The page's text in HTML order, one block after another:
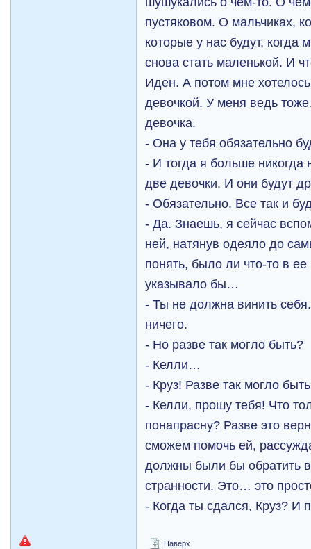
пустяковом. О мальчиках,
которые у нас будут,
снова стать маленькой. И
Иден. А потом мне
девочкой. У меня ведь
девочка.
- Она у тебя обязательно
- И тогда я больше никогда
две девочки. И они будут
- Обязательно. Все так и
- Да. Знаешь, я сейчас
ней, натянув одеяло до
понять, было ли что-то в ее
указывало бы…
- Ты не должна винить
ничего.
- Но разве так могло быть?
- Келли…
- Круз! Разве так могло
- Келли, прошу тебя! Что
понапрасну? Разве это
сможем помочь ей,
должны были бы обратить
странности. Это… это
- Когда ты сдался, Круз? И
Наверх